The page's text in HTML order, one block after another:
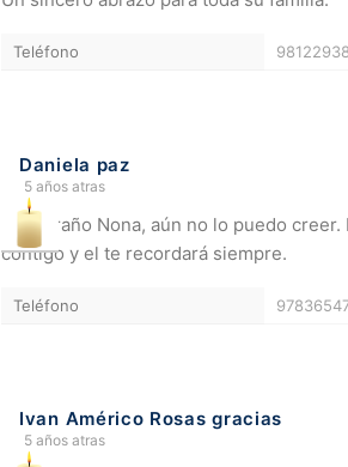
Teléfono
Daniela paz
5 años atras
Te extraño Nona, aún no lo puedo
contigo y el te recordará siempre.
Teléfono
Ivan Américo Rosas gracias
5 años atras